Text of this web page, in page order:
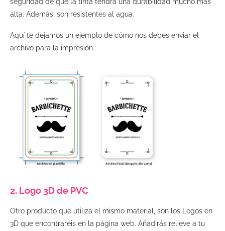
seguridad de que la tinta tendrá una durabilidad mucho más
alta. Además, son resistentes al agua.
Aquí te dejamos un ejemplo de cómo nos debes enviar el
archivo para la impresión.
2. Logo 3D de PVC
Otro producto que utiliza el mismo material, son los Logos en
3D que encontraréis en la página web. Añadirás relieve a tu